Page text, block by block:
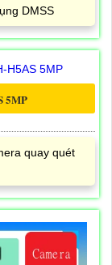
DMSS
5MP
quay quét